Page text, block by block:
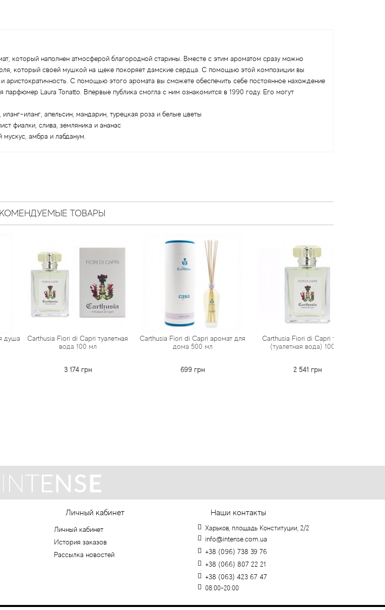
который наполнен атмосферой благородной старины. Вместе с этим ароматом сразу можно
который своей мушкой на щеке покоряет дамские сердца. С помощью этой композиции вы
С помощью этого аромата вы сможете обеспечить себе постоянное нахождение
Laura Tonatto. Впервые публика смогла с ним ознакомится в 1990 году. Его могут
иланг, апельсин, мандарин, турецкая роза и белые цветы
фиалки, слива, земляника и ананас
амбра и лабданум.
ТОВАРЫ
Fiori di Capri туалетная
вода 100 мл
Carthusia Fiori di Capri аромат для
дома 500 мл
Carthusia Fiori di Capri тестер
(туалетная вода) 100 мл
Личный кабинет
Личный кабинет
История заказов
Рассылка новостей
Наши контакты
Харьков, площадь Конституции, 2/2
info@intense.com.ua
+38 (096) 738 39 76
+38 (066) 807 22 21
+38 (063) 423 67 47
08:00-20:00